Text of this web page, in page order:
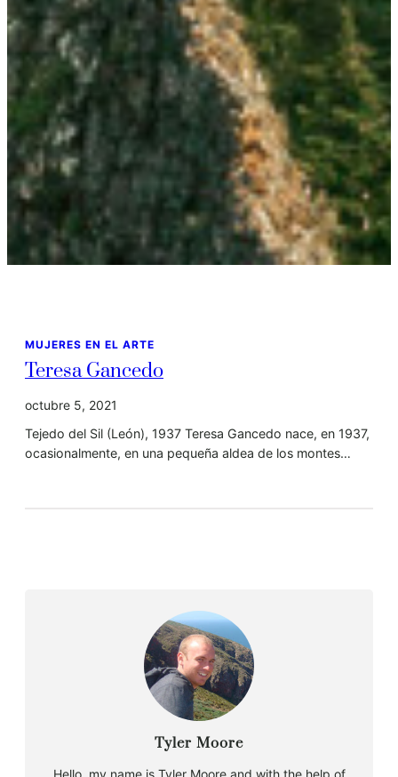
MUJERES EN EL ARTE
Teresa Gancedo
octubre 5, 2021
Tejedo del Sil (León), 1937 Teresa Gancedo nace, en 1937,
ocasionalmente, en una pequeña aldea de los montes…
Tyler Moore